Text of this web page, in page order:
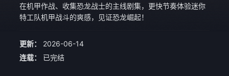
在机甲作战、收集恐龙战士的主线剧集，更快节奏体验迷你
特工队机甲战斗的爽感，见证恐龙崛起！
更新：
2026-06-14
连载：
已完结